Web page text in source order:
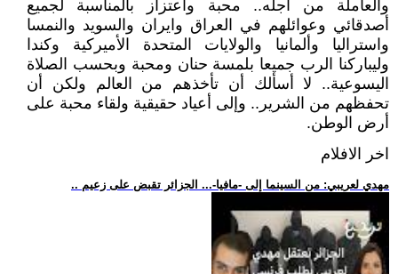
والعاملة من أجله.. محبة واعتزاز بالمناسبة لجميع
أصدقائي وعوائلهم في العراق وايران والسويد والنمسا
واستراليا وألمانيا والولايات المتحدة الأميركية وكندا
وليباركنا الرب جميعا بلمسة حنان ومحبة وبحسب الصلاة
اليسوعية.. لا أسألك أن تأخذهم من العالم ولكن أن
تحفظهم من الشرير.. وإلى أعياد حقيقية ولقاء محبة على
أرض الوطن.
اخر الافلام
.. مهدي لعريبي: من السينما إلى -مافيا-... الجزائر تقبض على زعيم